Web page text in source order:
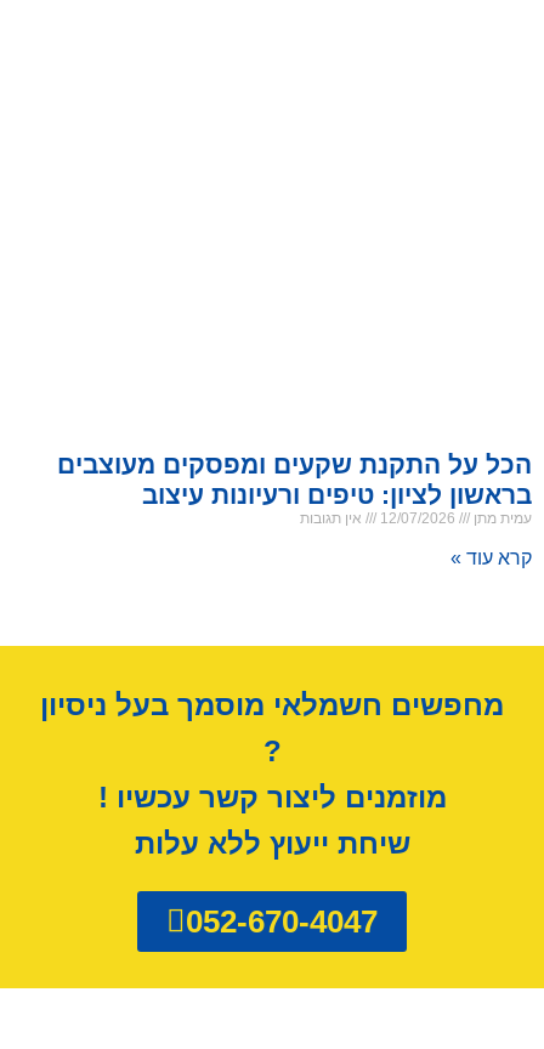
הכל על התקנת שקעים ומפסקים מעוצבים
בראשון לציון: טיפים ורעיונות עיצוב
עמית מתן אין תגובות
קרא עוד »
מחפשים חשמלאי מוסמך בעל ניסיון
?
מוזמנים ליצור קשר עכשיו !
שיחת ייעוץ ללא עלות
052-670-4047